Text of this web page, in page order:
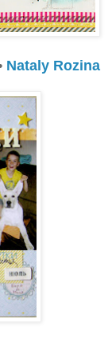
Nataly Rozina